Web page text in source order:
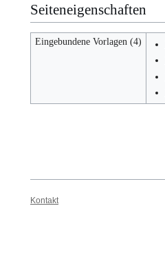
Seiteneigenschaften
Eingebundene Vorlagen (4)
Kontakt